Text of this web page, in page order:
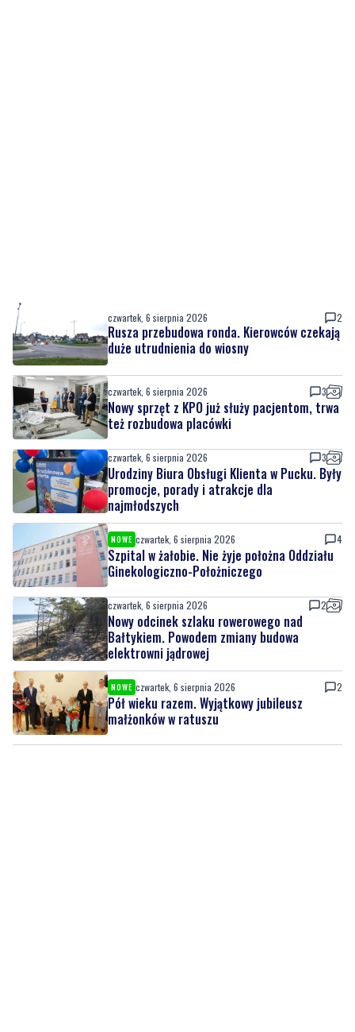
czwartek, 6 sierpnia 2026 2
Rusza przebudowa ronda. Kierowców czekają
duże utrudnienia do wiosny
czwartek, 6 sierpnia 2026 3
Nowy sprzęt z KPO już służy pacjentom, trwa
też rozbudowa placówki
czwartek, 6 sierpnia 2026 3
Urodziny Biura Obsługi Klienta w Pucku. Były
promocje, porady i atrakcje dla
najmłodszych
NOWE czwartek, 6 sierpnia 2026 4
Szpital w żałobie. Nie żyje położna Oddziału
Ginekologiczno-Położniczego
czwartek, 6 sierpnia 2026 2
Nowy odcinek szlaku rowerowego nad
Bałtykiem. Powodem zmiany budowa
elektrowni jądrowej
NOWE czwartek, 6 sierpnia 2026 2
Pół wieku razem. Wyjątkowy jubileusz
małżonków w ratuszu